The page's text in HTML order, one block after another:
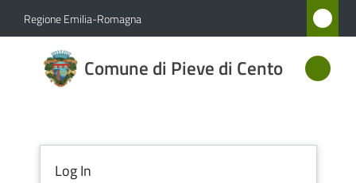
Vai al contenuto
Vai alla navigazione
Vai al footer
Regione Emilia-Romagna
Comune di Pieve di Cento
Comune
di Pieve
Amministrazione
Log In